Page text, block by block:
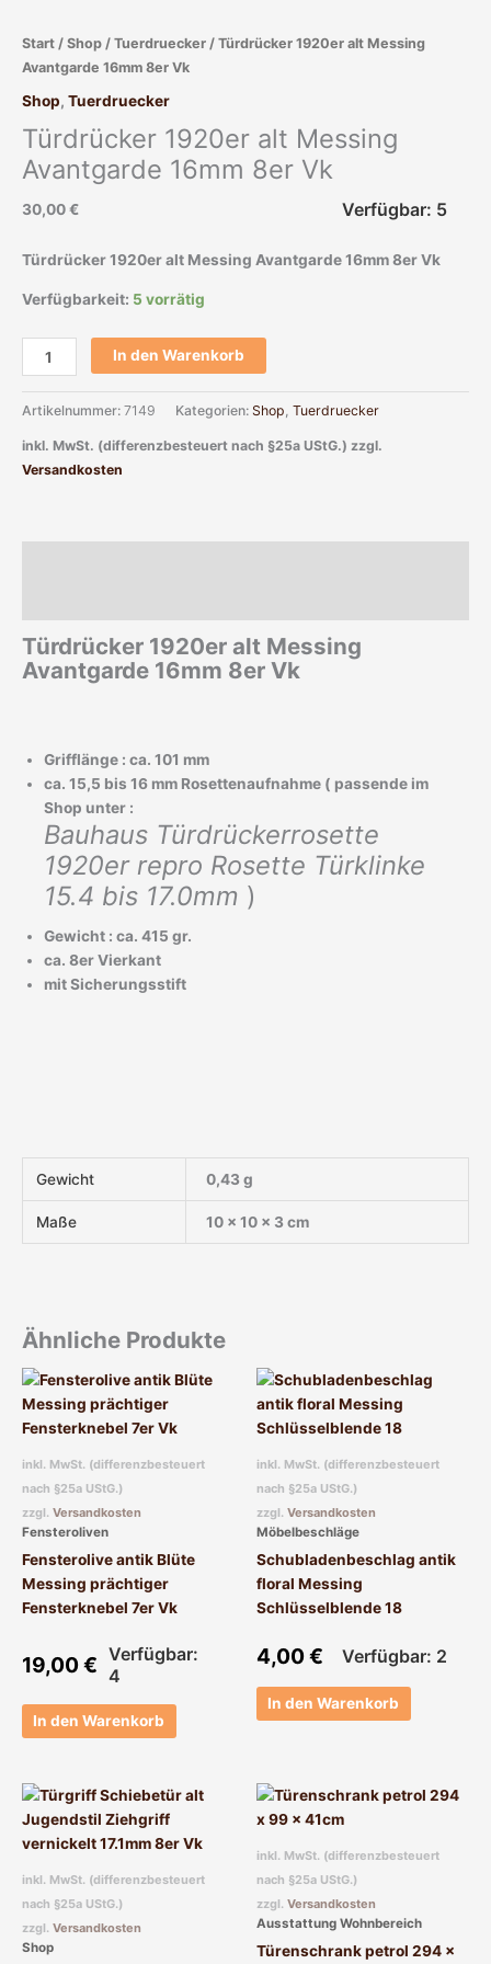
Start / Shop / Tuerdruecker / Türdrücker 1920er alt Messing
Avantgarde 16mm 8er Vk
Shop, Tuerdruecker
Türdrücker 1920er alt Messing
Avantgarde 16mm 8er Vk
30,00€ Verfügbar: 5
Türdrücker 1920er alt Messing Avantgarde 16mm 8er Vk
Verfügbarkeit: 5 vorrätig
Vk
Menge
In den Warenkorb
Artikelnummer: 7149 Kategorien: Shop Tuerdruecker
inkl. MwSt. (differenzbesteuert nach §25a UStG.) zzgl.
Versandkosten
Türdrücker 1920er alt Messing
Avantgarde 16mm 8er Vk
Grifflänge : ca. 101 mm
ca. 15,5 bis 16 mm Rosettenaufnahme ( passende im
Shop unter :
Bauhaus Türdrückerrosette
1920er repro Rosette Türklinke
15.4 bis 17.0mm )
Gewicht : ca. 415 gr.
ca. 8er Vierkant
mit Sicherungsstift
Gewicht 0,43 g
Maße 10 × 10 × 3 cm
Ähnliche Produkte
inkl. MwSt. (differenzbesteuert
nach §25a UStG.)
zzgl. Versandkosten
Fensteroliven
Fensterolive antik Blüte
Messing prächtiger
Fensterknebel 7er Vk
19,00€ Verfügbar:
4
In den Warenkorb
inkl. MwSt. (differenzbesteuert
nach §25a UStG.)
zzgl. Versandkosten
Möbelbeschläge
Schubladenbeschlag antik
floral Messing
Schlüsselblende 18
4,00€ Verfügbar: 2
In den Warenkorb
inkl. MwSt. (differenzbesteuert
nach §25a UStG.)
zzgl. Versandkosten
Shop
inkl. MwSt. (differenzbesteuert
nach §25a UStG.)
zzgl. Versandkosten
Ausstattung Wohnbereich
Türenschrank petrol 294 x